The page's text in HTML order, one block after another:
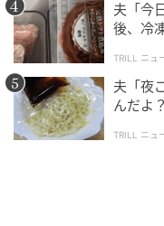
高一の頃、初バイトは
てブーケ販売の声掛けを
なかなか誰も立ち寄って
「さっき荷物を家に置
から、あなたが持ってい
夫「今
後、冷
TRILL ニュ
夫「夜
んだよ
TRILL ニュ